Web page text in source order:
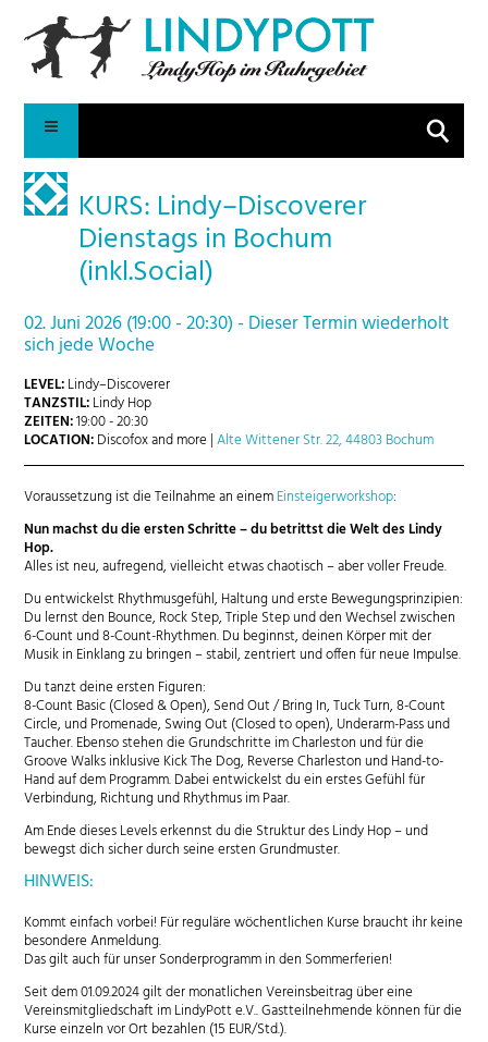
Suche
KURS: Lindy–Discoverer
Dienstags in Bochum
(inkl.Social)
02. Juni 2026 (19:00 - 20:30) - Dieser Termin wiederholt
sich jede Woche
LEVEL:Lindy–Discoverer
TANZSTIL:Lindy Hop
ZEITEN:19:00 - 20:30
LOCATION:Discofox and more |Alte Wittener Str. 22, 44803 Bochum
Voraussetzung ist die Teilnahme an einemEinsteigerworkshop:
Nun machst du die ersten Schritte – du betrittst die Welt des Lindy
Hop.
Alles ist neu, aufregend, vielleicht etwas chaotisch – aber voller Freude.
Du entwickelst Rhythmusgefühl, Haltung und erste Bewegungsprinzipien:
Du lernst den Bounce, Rock Step, Triple Step und den Wechsel zwischen
6-Count und 8-Count-Rhythmen. Du beginnst, deinen Körper mit der
Musik in Einklang zu bringen – stabil, zentriert und offen für neue Impulse.
Du tanzt deine ersten Figuren:
8-Count Basic (Closed & Open), Send Out / Bring In, Tuck Turn, 8-Count
Circle, und Promenade, Swing Out (Closed to open), Underarm-Pass und
Taucher. Ebenso stehen die Grundschritte im Charleston und für die
Groove Walks inklusive Kick The Dog, Reverse Charleston und Hand-to-
Hand auf dem Programm. Dabei entwickelst du ein erstes Gefühl für
Verbindung, Richtung und Rhythmus im Paar.
Am Ende dieses Levels erkennst du die Struktur des Lindy Hop – und
bewegst dich sicher durch seine ersten Grundmuster.
HINWEIS:
Kommt einfach vorbei! Für reguläre wöchentlichen Kurse braucht ihr keine
besondere Anmeldung.
Das gilt auch für unser Sonderprogramm in den Sommerferien!
Seit dem 01.09.2024 gilt der monatlichen Vereinsbeitrag über eine
Vereinsmitgliedschaft im LindyPott e.V.. Gastteilnehmende können für die
Kurse einzeln vor Ort bezahlen (15 EUR/Std.).